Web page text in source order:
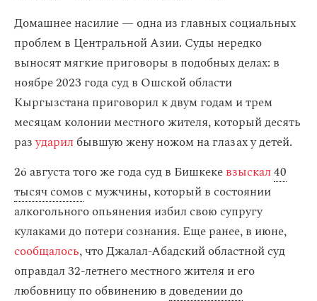
Домашнее насилие — одна из главных социальных
проблем в Центральной Азии. Суды нередко
выносят мягкие приговоры в подобных делах: в
ноябре 2023 года суд в Ошской области
Кыргызстана приговорил к двум годам и трем
месяцам колонии местного жителя, который десять
разударилбывшую жену ножом на глазах у детей.
26 августа того же года суд в Бишкекевзыскал40
тысяч сомовс мужчины, который в состоянии
алкогольного опьянения избил свою супругу
кулаками до потери сознания. Еще ранее, в июне,
сообщалось, что Джалал-Абадский областной суд
оправдал 32-летнего местного жителя и его
любовницу по обвинению вдоведении до